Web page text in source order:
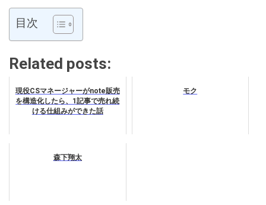
目次
Related posts:
現役CSマネージャーがnote販売
を構造化したら、1記事で売れ続
ける仕組みができた話
モク
森下翔太